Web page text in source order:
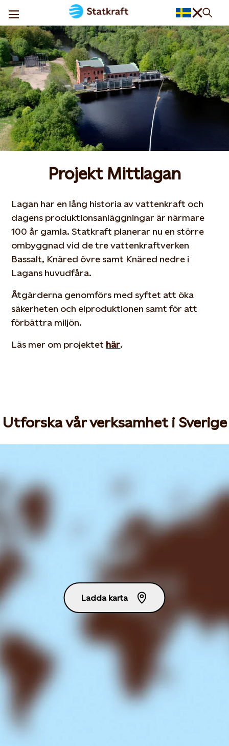
Projekt Mittlagan
Lagan har en lång historia av vattenkraft och
dagens produktionsanläggningar är närmare
100 år gamla. Statkraft planerar nu en större
ombyggnad vid de tre vattenkraftverken
Bassalt, Knäred övre samt Knäred nedre i
Lagans huvudfåra.
Åtgärderna genomförs med syftet att öka
säkerheten och elproduktionen samt för att
förbättra miljön.
Läs mer om projektet här.
Utforska vår verksamhet i Sverige
Ladda karta